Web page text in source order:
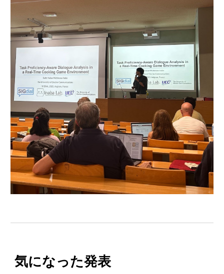
気になった発表